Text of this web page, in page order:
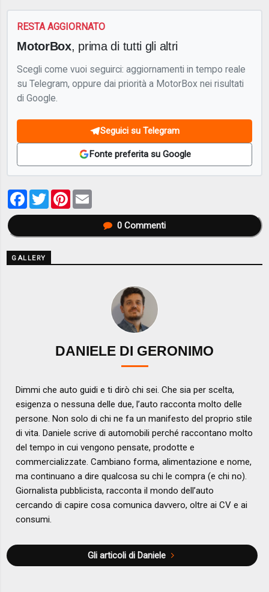
RESTA AGGIORNATO
MotorBox, prima di tutti gli altri
Scegli come vuoi seguirci: aggiornamenti in tempo reale
su Telegram, oppure dai priorità a MotorBox nei risultati
di Google.
Seguici su Telegram
Fonte preferita su Google
Facebook
TwitterPinterest
0Commenti
GALLERY
DANIELE DI GERONIMO
Dimmi che auto guidi e ti dirò chi sei. Che sia per scelta,
esigenza o nessuna delle due, l’auto racconta molto delle
persone. Non solo di chi ne fa un manifesto del proprio stile
di vita. Daniele scrive di automobili perché raccontano molto
del tempo in cui vengono pensate, prodotte e
commercializzate. Cambiano forma, alimentazione e nome,
ma continuano a dire qualcosa su chi le compra (e chi no).
Giornalista pubblicista, racconta il mondo dell’auto
cercando di capire cosa comunica davvero, oltre ai CV e ai
consumi.
Gli articoli di Daniele